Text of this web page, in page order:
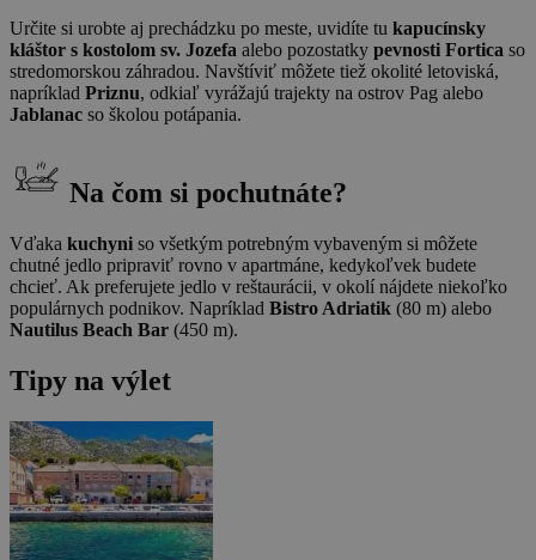
Určite si urobte aj prechádzku po meste, uvidíte tu kapucínsky
kláštor s kostolom sv. Jozefa alebo pozostatky pevnosti Fortica so
stredomorskou záhradou. Navštíviť môžete tiež okolité letoviská,
napríklad Priznu, odkiaľ vyrážajú trajekty na ostrov Pag alebo
Jablanac so školou potápania.
Na čom si pochutnáte?
Vďaka kuchyni so všetkým potrebným vybaveným si môžete
chutné jedlo pripraviť rovno v apartmáne, kedykoľvek budete
chcieť. Ak preferujete jedlo v reštaurácii, v okolí nájdete niekoľko
populárnych podnikov. Napríklad Bistro Adriatik (80 m) alebo
Nautilus Beach Bar (450 m).
Tipy na výlet